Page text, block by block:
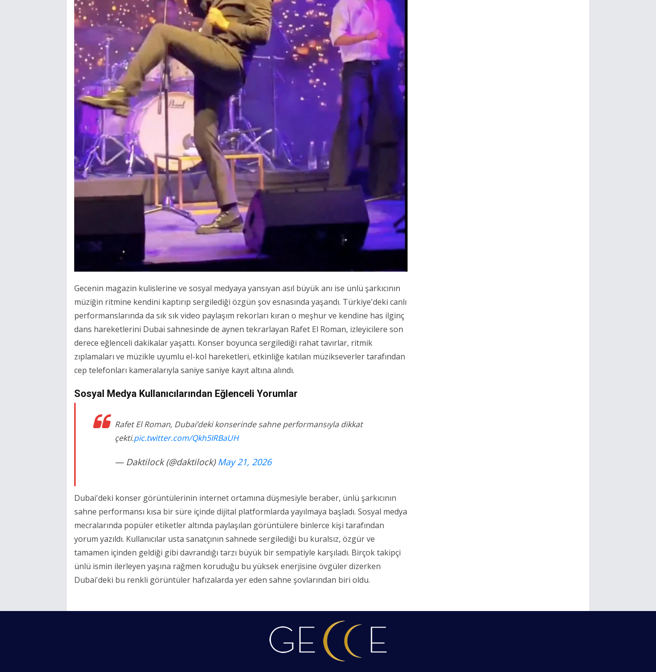
Gecenin magazin kulislerine ve sosyal medyaya yansıyan asıl büyük anı ise ünlü şarkıcının
müziğin ritmine kendini kaptırıp sergilediği özgün şov esnasında yaşandı. Türkiye'deki canlı
performanslarında da sık sık video paylaşım rekorları kıran o meşhur ve kendine has ilginç
dans hareketlerini Dubai sahnesinde de aynen tekrarlayan Rafet El Roman, izleyicilere son
derece eğlenceli dakikalar yaşattı. Konser boyunca sergilediği rahat tavırlar, ritmik
zıplamaları ve müzikle uyumlu el-kol hareketleri, etkinliğe katılan müzikseverler tarafından
cep telefonları kameralarıyla saniye saniye kayıt altına alındı.
Sosyal Medya Kullanıcılarından Eğlenceli Yorumlar
Rafet El Roman, Dubai’deki konserinde sahne performansıyla dikkat
çekti.pic.twitter.com/Qkh5IRBaUH
— Daktilock (@daktilock)May 21, 2026
Dubai'deki konser görüntülerinin internet ortamına düşmesiyle beraber, ünlü şarkıcının
sahne performansı kısa bir süre içinde dijital platformlarda yayılmaya başladı. Sosyal medya
mecralarında popüler etiketler altında paylaşılan görüntülere binlerce kişi tarafından
yorum yazıldı. Kullanıcılar usta sanatçının sahnede sergilediği bu kuralsız, özgür ve
tamamen içinden geldiği gibi davrandığı tarzı büyük bir sempatiyle karşıladı. Birçok takipçi
ünlü ismin ilerleyen yaşına rağmen koruduğu bu yüksek enerjisine övgüler dizerken
Dubai'deki bu renkli görüntüler hafızalarda yer eden sahne şovlarından biri oldu.